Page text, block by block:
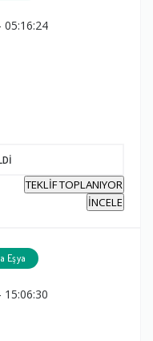
05:16:24
TEKLİF TOPLANIYOR
İNCELE
Eşya
15:06:30